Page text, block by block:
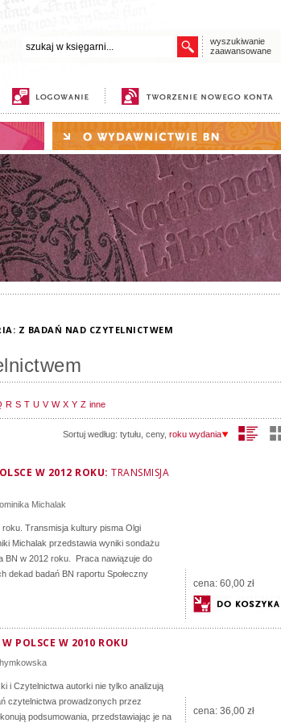
wyszukiwanie
zaawansowane
Z BADAŃ NAD CZYTELNICTWEM
R S T U V W X Y Z inne
Sortuj według: tytułu ceny, roku wydania
W 2012 ROKU: TRANSMISJA
Michalak
Transmisja kultury pisma Olgi
Michalak przedstawia wyniki sondażu
BN w 2012 roku. Praca nawiązuje do
dekad badań BN raportu Społeczny
cena: 60,00 zł
POLSCE W 2010 ROKU
i Czytelnictwa autorki nie tylko analizują
czytelnictwa prowadzonych przez
podsumowania, przedstawiając je na
cena: 36,00 zł